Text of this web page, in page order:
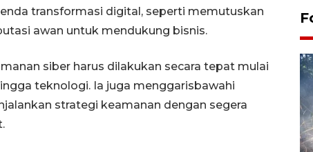
transformasi digital, seperti memutuskan
awan untuk mendukung bisnis.
siber harus dilakukan secara tepat mulai
teknologi. Ia juga menggarisbawahi
strategi keamanan dengan segera